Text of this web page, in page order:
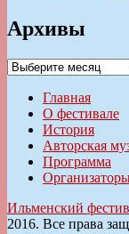
Архивы
Архивы
Главная
О фестивале
История
Авторская
Программа
Ильменский
2016. Все права